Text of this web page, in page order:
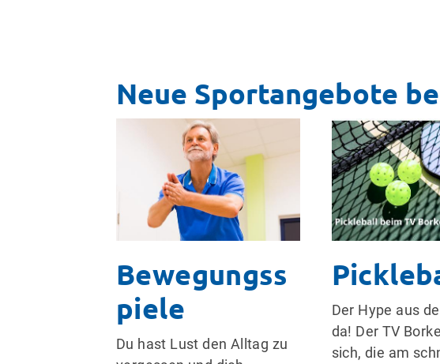
Neue Sportangebote
Bewegungss
piele
Du hast Lust den Alltag zu
Der Hype aus
da! Der TV
sich, die am